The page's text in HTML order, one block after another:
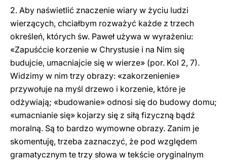
2. Aby naświetlić znaczenie wiary w życiu ludzi
wierzących, chciałbym rozważyć każde z trzech
określeń, których św. Paweł używa w wyrażeniu:
«Zapuśćcie korzenie w Chrystusie i na Nim się
budujcie, umacniajcie się w wierze» (por. Kol 2, 7).
Widzimy w nim trzy obrazy: «zakorzenienie»
przywołuje na myśl drzewo i korzenie, które je
odżywiają; «budowanie» odnosi się do budowy domu;
«umacnianie się» kojarzy się z siłą fizyczną bądź
moralną. Są to bardzo wymowne obrazy. Zanim je
skomentuję, trzeba zaznaczyć, że pod względem
gramatycznym te trzy słowa w tekście oryginalnym